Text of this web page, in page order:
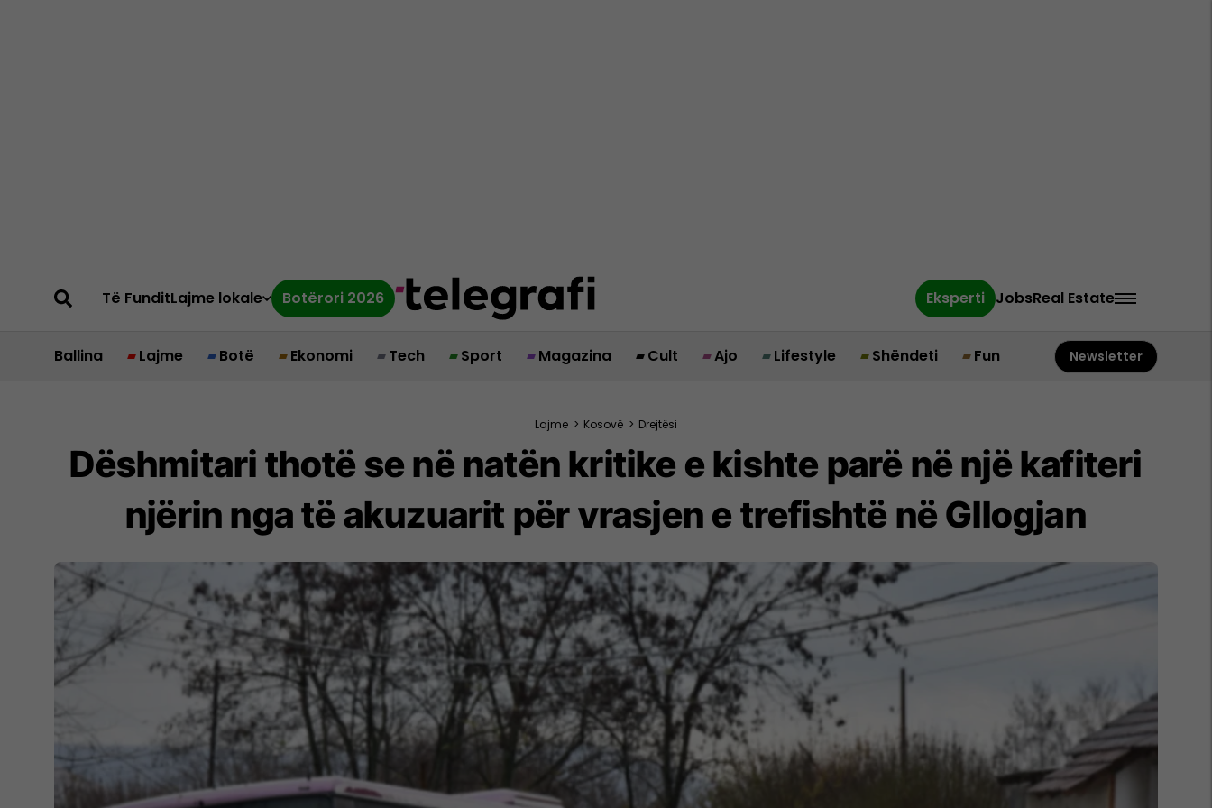
Të FunditLajme lokale Botërori 2026 Eksperti JobsReal Estate
Ballina Lajme Botë Ekonomi Tech Sport Magazina Cult Ajo Lifestyle Shëndeti Fun Newsletter
Lajme > Kosovë > Drejtësi
Dëshmitari thotë se në natën kritike e kishte parë në një kafiteri
njërin nga të akuzuarit për vrasjen e trefishtë në Gllogjan